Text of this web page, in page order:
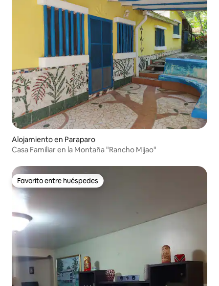
Alojamiento en Paraparo
Casa Familiar en la Montaña "Rancho Mijao"
Favorito entre huéspedes
Favorito entre huéspedes